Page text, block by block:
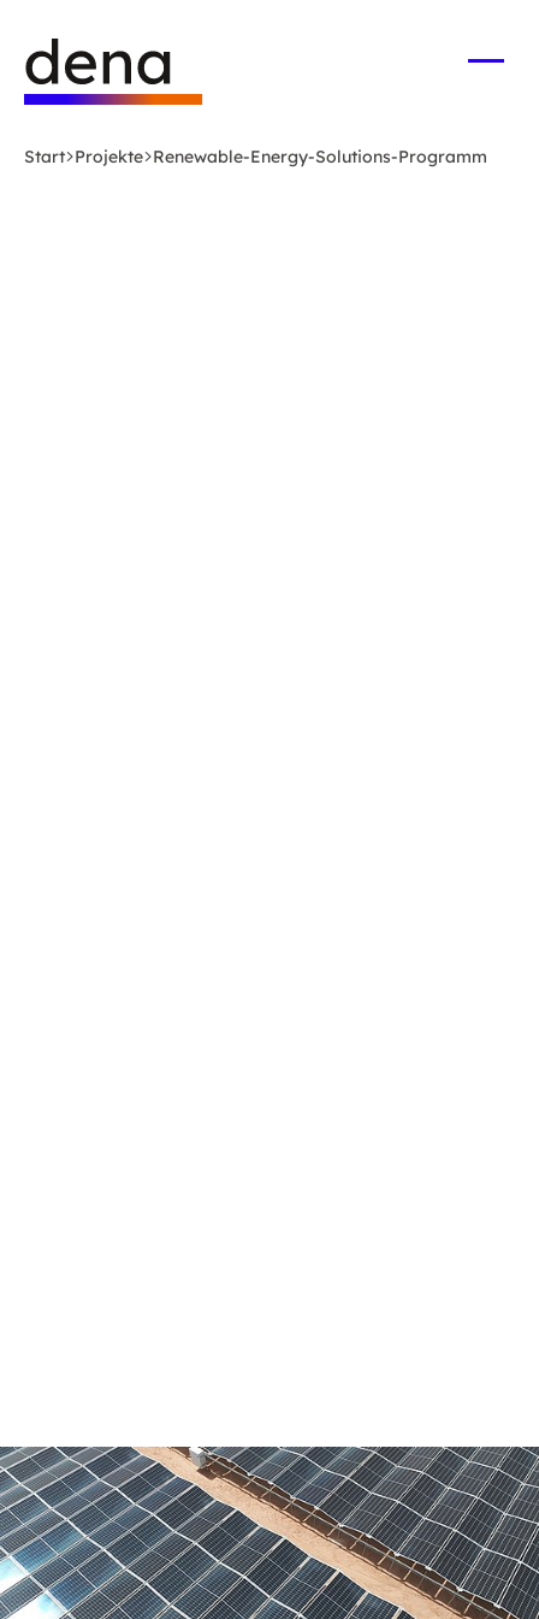
Hauptinhalt
springen
Deutsche
Energie-
Agentur
-
Start Projekte Renewable-Energy-Solutions-Programm